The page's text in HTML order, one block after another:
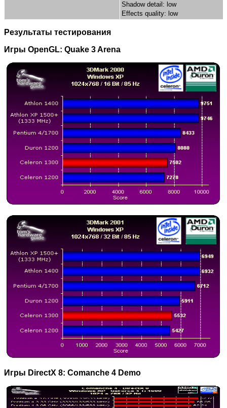
Shadow detail: low
Effects quality: low
Результаты тестирования
Игры OpenGL: Quake 3 Arena
Игры DirectX 8: Comanche 4 Demo